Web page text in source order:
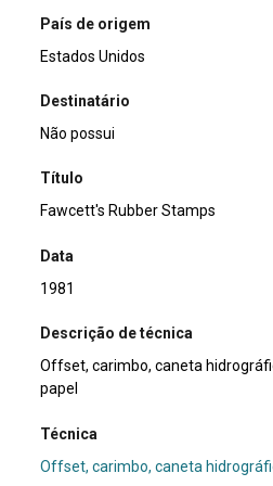
País de origem
Estados Unidos
Destinatário
Não possui
Título
Fawcett's Rubber Stamps
Data
1981
Descrição de técnica
Offset, carimbo, caneta
papel
Técnica
Offset, carimbo, caneta